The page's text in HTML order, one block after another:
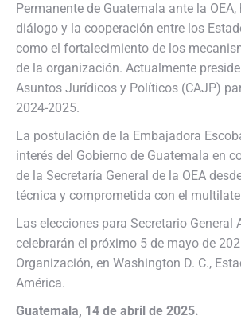
Permanente de Guatemala ante la
diálogo y la cooperación entre los
como el fortalecimiento de los
de la organización. Actualmente
Asuntos Jurídicos y Políticos (CAJP)
2024-2025.
La postulación de la Embajadora
interés del Gobierno de Guatemala en
de la Secretaría General de la OEA
técnica y comprometida con el
Las elecciones para Secretario General
celebrarán el próximo 5 de mayo de
Organización, en Washington D. C.,
América.
Guatemala, 14 de abril de 2025.